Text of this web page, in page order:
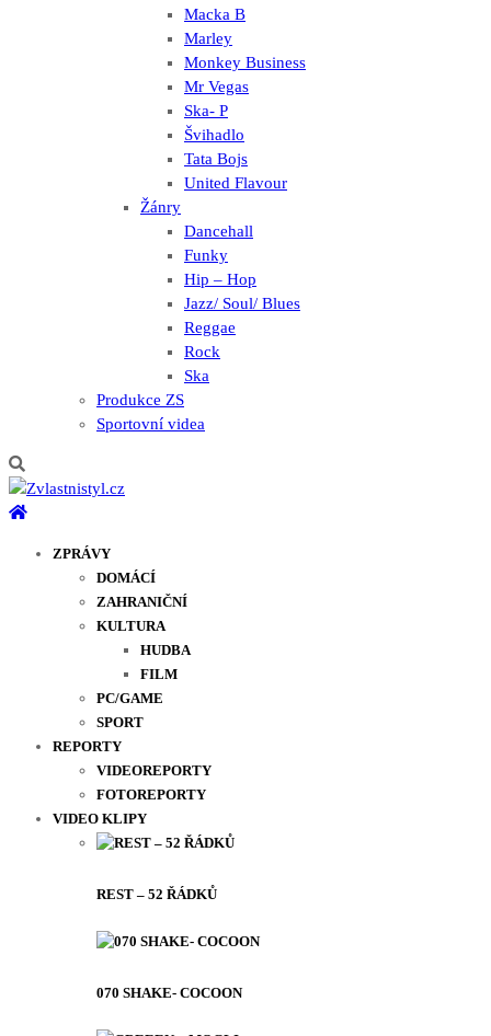
Macka B
Marley
Monkey Business
Mr Vegas
Ska- P
Švihadlo
Tata Bojs
United Flavour
Žánry
Dancehall
Funky
Hip – Hop
Jazz/ Soul/ Blues
Reggae
Rock
Ska
Produkce ZS
Sportovní videa
ZPRÁVY
DOMÁCÍ
ZAHRANIČNÍ
KULTURA
HUDBA
FILM
PC/GAME
SPORT
REPORTY
VIDEOREPORTY
FOTOREPORTY
VIDEO KLIPY
REST – 52 ŘÁDKŮ
070 SHAKE- COCOON